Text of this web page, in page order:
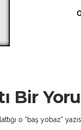
Bir
o “baş yobaz”